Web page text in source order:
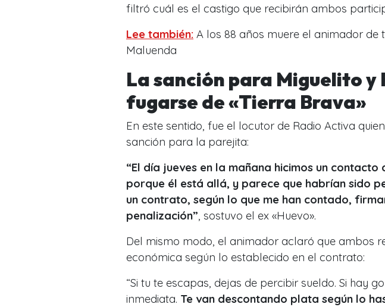
filtró cuál es el castigo que recibirán ambos
Lee también: A los 88 años muere el animador de
Maluenda
La sanción para Miguelito y
fugarse de «Tierra Brava»
En este sentido, fue el locutor de Radio Activa
sanción para la parejita:
“El día jueves en la mañana hicimos un contacto
porque él está allá, y parece que habrían sido
un contrato, según lo que me han contado,
penalización” , sostuvo el ex «Huevo».
Del mismo modo, el animador aclaró que ambos
económica según lo establecido en el contrato:
“Si tu te escapas, dejas de percibir sueldo. Si hay
inmediata. Te van descontando plata según lo